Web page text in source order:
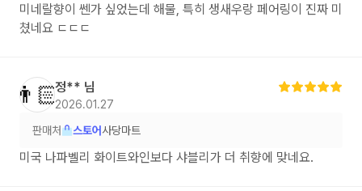
미네랄향이 쎈가 싶었는데 해물, 특히 생새우랑 페어링이 진짜 미
쳤네요 ㄷㄷㄷ
👨🏻정** 님
2026.01.27
판매처 스토어 사당마트
미국 나파벨리 화이트와인보다 샤블리가 더 취향에 맞네요.